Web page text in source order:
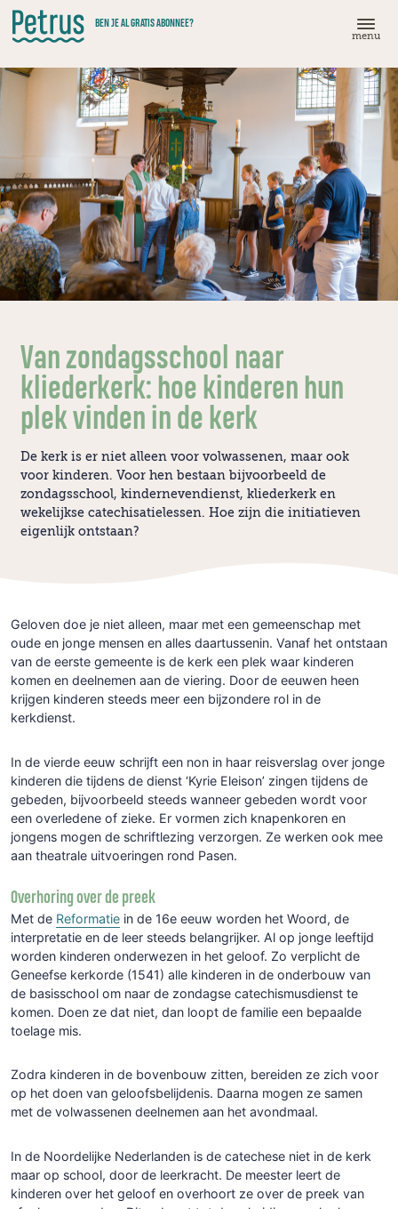
Doorgaan
naar
hoofdinhoud
BEN JE AL GRATIS ABONNEE?
menu
Van zondagsschool naar
kliederkerk: hoe kinderen hun
plek vinden in de kerk
De kerk is er niet alleen voor volwassenen, maar ook
voor kinderen. Voor hen bestaan bijvoorbeeld de
zondagsschool, kindernevendienst, kliederkerk en
wekelijkse catechisatielessen. Hoe zijn die initiatieven
eigenlijk ontstaan?
Geloven doe je niet alleen, maar met een gemeenschap met
oude en jonge mensen en alles daartussenin. Vanaf het ontstaan
van de eerste gemeente is de kerk een plek waar kinderen
komen en deelnemen aan de viering. Door de eeuwen heen
krijgen kinderen steeds meer een bijzondere rol in de
kerkdienst.
In de vierde eeuw schrijft een non in haar reisverslag over jonge
kinderen die tijdens de dienst ‘Kyrie Eleison’ zingen tijdens de
gebeden, bijvoorbeeld steeds wanneer gebeden wordt voor
een overledene of zieke. Er vormen zich knapenkoren en
jongens mogen de schriftlezing verzorgen. Ze werken ook mee
aan theatrale uitvoeringen rond Pasen.
Overhoring over de preek
Met de Reformatie in de 16e eeuw worden het Woord, de
interpretatie en de leer steeds belangrijker. Al op jonge leeftijd
worden kinderen onderwezen in het geloof. Zo verplicht de
Geneefse kerkorde (1541) alle kinderen in de onderbouw van
de basisschool om naar de zondagse catechismusdienst te
komen. Doen ze dat niet, dan loopt de familie een bepaalde
toelage mis.
Zodra kinderen in de bovenbouw zitten, bereiden ze zich voor
op het doen van geloofsbelijdenis. Daarna mogen ze samen
met de volwassenen deelnemen aan het avondmaal.
In de Noordelijke Nederlanden is de catechese niet in de kerk
maar op school, door de leerkracht. De meester leert de
kinderen over het geloof en overhoort ze over de preek van